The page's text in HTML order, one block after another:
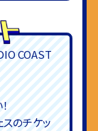
COAST
のチケッ